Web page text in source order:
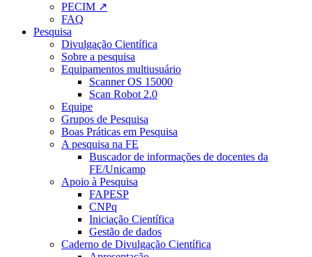
PECIM ↗
FAQ
Pesquisa
Divulgação Científica
Sobre a pesquisa
Equipamentos multiusuário
Scanner OS 15000
Scan Robot 2.0
Equipe
Grupos de Pesquisa
Boas Práticas em Pesquisa
A pesquisa na FE
Buscador de informações de docentes da
FE/Unicamp
Apoio à Pesquisa
FAPESP
CNPq
Iniciação Científica
Gestão de dados
Caderno de Divulgação Científica